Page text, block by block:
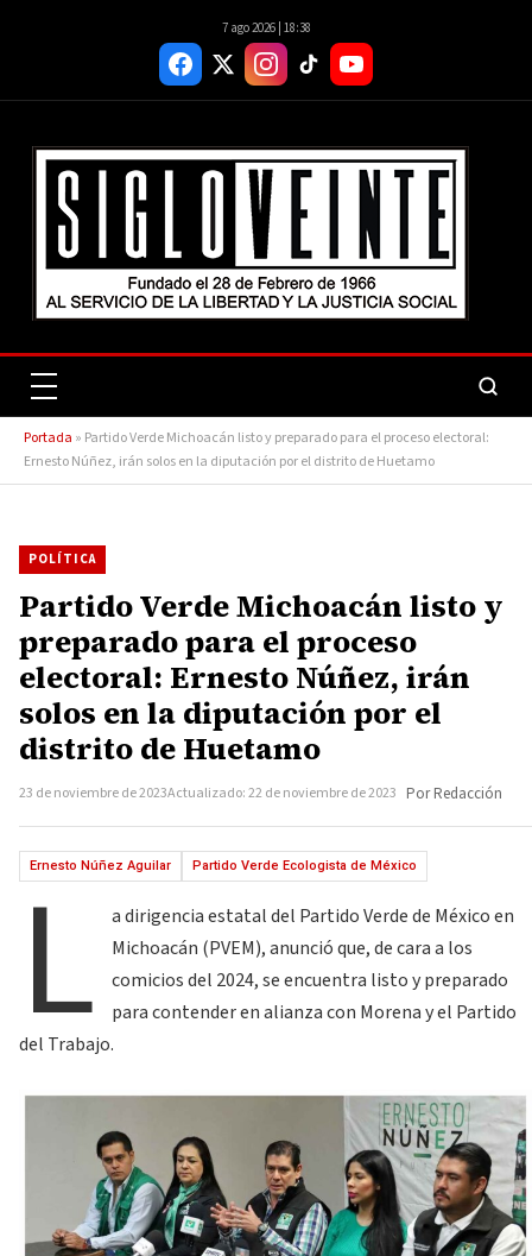
7 ago 2026 | 18:38
Portada » Partido Verde Michoacán listo y preparado para el proceso electoral:
Ernesto Núñez, irán solos en la diputación por el distrito de Huetamo
POLÍTICA
Partido Verde Michoacán listo y
preparado para el proceso
electoral: Ernesto Núñez, irán
solos en la diputación por el
distrito de Huetamo
23 de noviembre de 2023Actualizado: 22 de noviembre de 2023 Por Redacción
Ernesto Núñez Aguilar Partido Verde Ecologista de México
L
a dirigencia estatal del Partido Verde de México en
Michoacán (PVEM), anunció que, de cara a los
comicios del 2024, se encuentra listo y preparado
para contender en alianza con Morena y el Partido
del Trabajo.